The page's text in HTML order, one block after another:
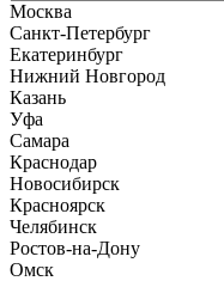
Москва
Санкт-Петербург
Екатеринбург
Нижний Новгород
Казань
Уфа
Самара
Краснодар
Новосибирск
Красноярск
Челябинск
Ростов-на-Дону
Омск